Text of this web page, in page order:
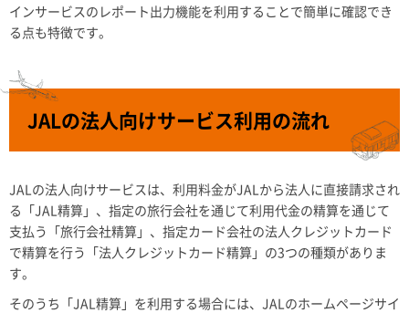
インサービスのレポート出力機能を利用することで簡単に確認でき
る点も特徴です。
JALの法人向けサービス利用の流れ
JALの法人向けサービスは、利用料金がJALから法人に直接請求され
る「JAL精算」、指定の旅行会社を通じて利用代金の精算を通じて
支払う「旅行会社精算」、指定カード会社の法人クレジットカード
で精算を行う「法人クレジットカード精算」の3つの種類がありま
す。
そのうち「JAL精算」を利用する場合には、JALのホームページサイ